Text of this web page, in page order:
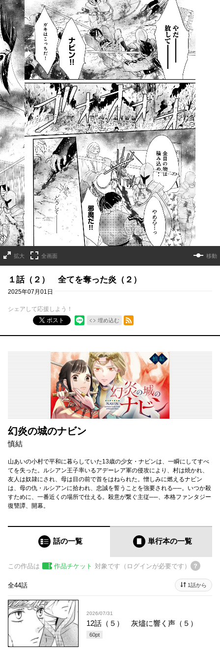
拡大 全画面 移動
１話（２） 全てを奪った炎（２）
2025年07月01日
シェアして応援しよう！
ポスト
埋め込む
RSSフィード
幻炎の城のナビン
慎結
山あいの小村で平和に暮らしていた13歳の少女・ナビンは、一瞬にしてすべ
てを失った。ルシアン王子率いるアデーレア軍の侵攻により、村は焼かれ、
友人は奴隷にされ、母は目の前で首をはねられた。憎しみに燃えるナビン
は、母の仇・ルシアンに拾われ、忠誠を誓うことを強要される──。いつか殺
すために、一番近くの場所で仕える。殺意が繋ぐ主従──、本格ファンタジー
復讐譚、開幕。
話の一覧 単行本の一覧
この作品は 作品チケット 対象です（ログインが必要です）
全44話 1話から
2026/07/31
12話（５） 灰燼に響く声（５）
60pt